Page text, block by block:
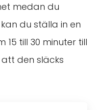
medan du
du ställa in en
15 till 30 minuter till
den släcks